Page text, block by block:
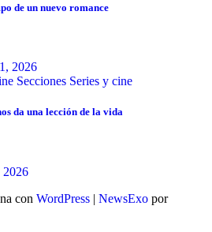
de un nuevo romance
2026
Secciones Series y cine
da una lección de la vida
2026
con WordPress | NewsExo por